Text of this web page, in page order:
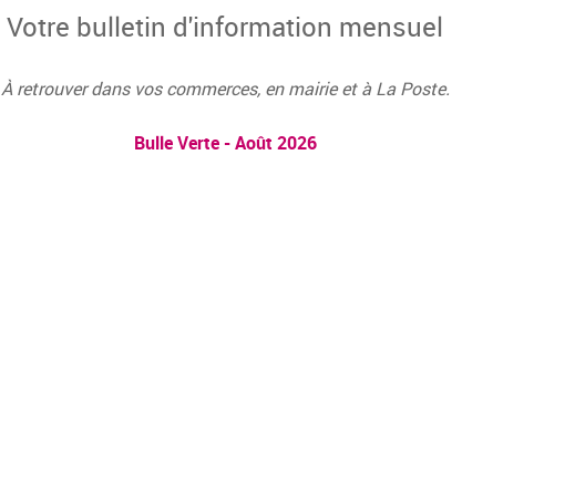
Votre bulletin d'information mensuel
À retrouver dans vos commerces, en mairie et à La Poste.
Bulle Verte - Août 2026